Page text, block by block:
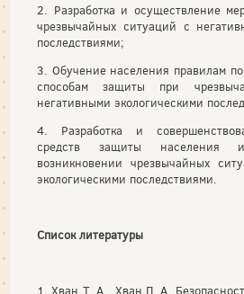
2. Разработка и осуществление
чрезвычайных ситуаций с
последствиями;
3. Обучение населения правилам
способам защиты при
негативными экологическими
4. Разработка и
средств защиты населения
возникновении чрезвычайных
экологическими последствиями.
Список литературы